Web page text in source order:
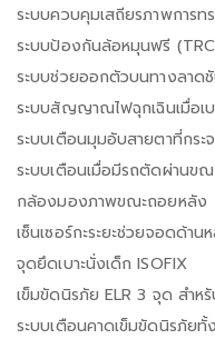
ระบบควบคุมเสถียรภาพการท
ระบบป้องกันล้อหมุนฟรี
ระบบช่วยออกตัวบนทางลาด
ระบบสัญญาณไฟฉุกเฉินเมื่อเ
ระบบเตือนมุมอับสายตาที่กร
ระบบเตือนเมื่อมีรถตัดผ่านข
กล้องมองภาพขณะถอยหลัง
เซ็นเซอร์กะระยะช่วยจอดด้าน
จุดยึดเบาะนั่งเด็ก ISOFIX
เข็มขัดนิรภัย ELR 3 จุด สำห
ระบบเตือนคาดเข็มขัดนิรภัย